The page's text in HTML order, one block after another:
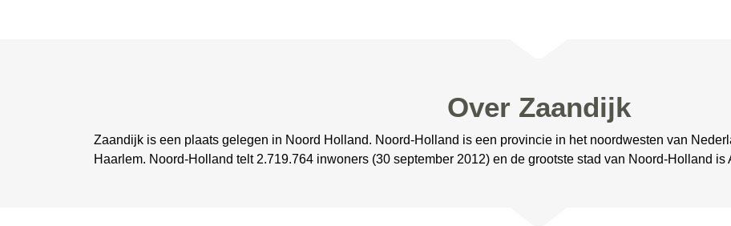
Over Zaandijk
Zaandijk is een plaats gelegen in Noord Holland. Noord-Holland is een provincie in het noordwesten van
Haarlem. Noord-Holland telt 2.719.764 inwoners (30 september 2012) en de grootste stad van Noord-Holland is